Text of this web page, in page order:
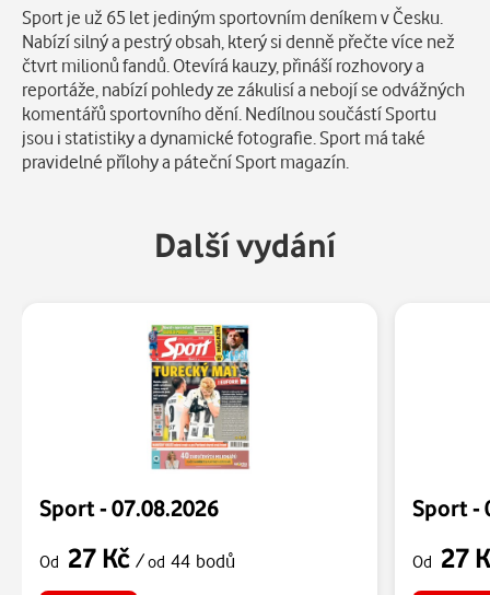
Popis
Sport je už 65 let jediným sportovním deníkem v Česku.
Nabízí silný a pestrý obsah, který si denně přečte více než
čtvrt milionů fandů. Otevírá kauzy, přináší rozhovory a
reportáže, nabízí pohledy ze zákulisí a nebojí se odvážných
komentářů sportovního dění. Nedílnou součástí Sportu
jsou i statistiky a dynamické fotografie. Sport má také
pravidelné přílohy a páteční Sport magazín.
Další vydání
Sport - 07.08.2026
Od 27 Kč /od 44 bodů
Sport -
Od 27